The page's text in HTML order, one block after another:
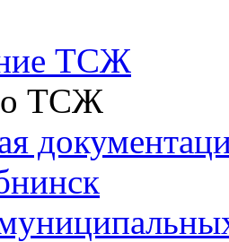
ТСЖ
о ТСЖ